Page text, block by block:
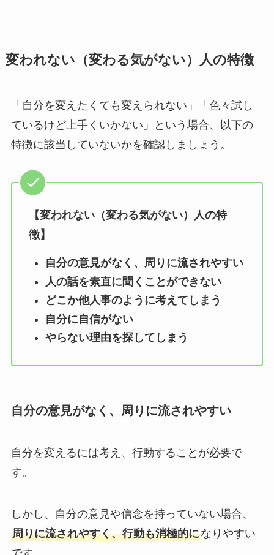
変われない（変わる気がない）人の特徴
「自分を変えたくても変えられない」「色々試し
ているけど上手くいかない」という場合、以下の
特徴に該当していないかを確認しましょう。
【変われない（変わる気がない）人の特
徴】
自分の意見がなく、周りに流されやすい
人の話を素直に聞くことができない
どこか他人事のように考えてしまう
自分に自信がない
やらない理由を探してしまう
自分の意見がなく、周りに流されやすい
自分を変えるには考え、行動することが必要で
す。
しかし、自分の意見や信念を持っていない場合、
周りに流されやすく、行動も消極的になりやすい